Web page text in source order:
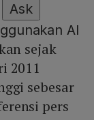
Ask
AI
sejak
2011
sebesar
pers